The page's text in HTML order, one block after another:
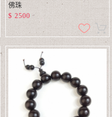
佛珠
$ 2500